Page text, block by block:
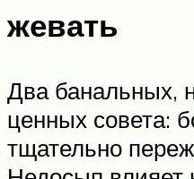
жевать
Два банальных,
ценных совета:
тщательно